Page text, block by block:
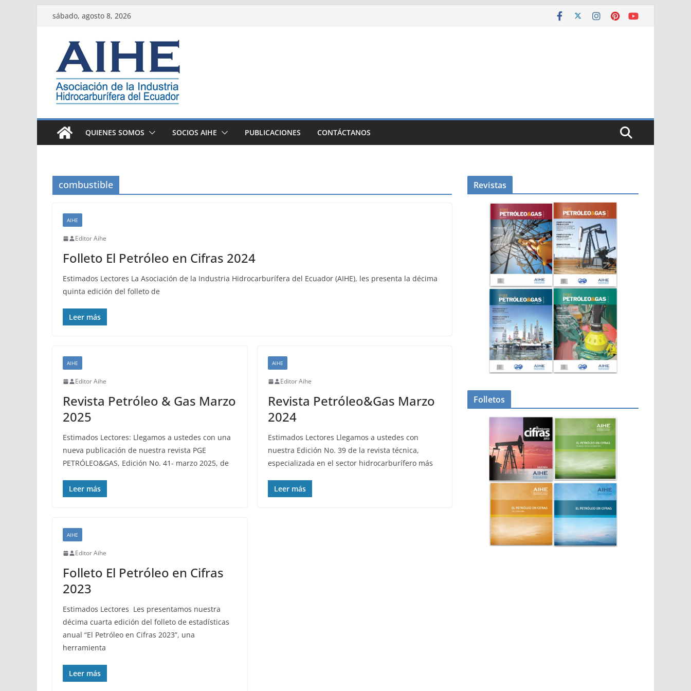
Saltar
contenido
sábado, agosto 8, 2026
QUIENES SOMOS SOCIOS AIHE PUBLICACIONES CONTÁCTANOS
combustible
AIHE
Editor Aihe
Folleto El Petróleo en Cifras 2024
Estimados Lectores La Asociación de la Industria Hidrocarburífera del Ecuador (AIHE), les presenta la décima
quinta edición del folleto de
Leer más
AIHE
Editor Aihe
Revista Petróleo & Gas Marzo
2025
Estimados Lectores: Llegamos a ustedes con una
nueva publicación de nuestra revista PGE
PETRÓLEO&GAS, Edición No. 41- marzo 2025, de
Leer más
AIHE
Editor Aihe
Revista Petróleo&Gas Marzo
2024
Estimados Lectores Llegamos a ustedes con
nuestra Edición No. 39 de la revista técnica,
especializada en el sector hidrocarburífero más
Leer más
AIHE
Editor Aihe
Folleto El Petróleo en Cifras
2023
Estimados Lectores Les presentamos nuestra
décima cuarta edición del folleto de estadísticas
anual “El Petróleo en Cifras 2023”, una
herramienta
Leer más
Revistas
Folletos